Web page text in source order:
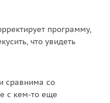
программу,
что увидеть
сравнима со
с кем-то еще